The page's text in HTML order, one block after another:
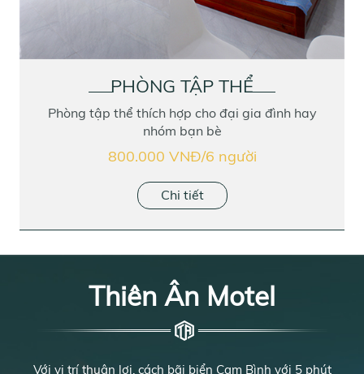
PHÒNG TẬP THỂ
Phòng tập thể thích hợp cho đại gia đình hay
nhóm bạn bè
800.000 VNĐ/6 người
Chi tiết
Thiên Ân Motel
Với vị trí thuận lợi, cách bãi biển Cam Bình với 5 phút